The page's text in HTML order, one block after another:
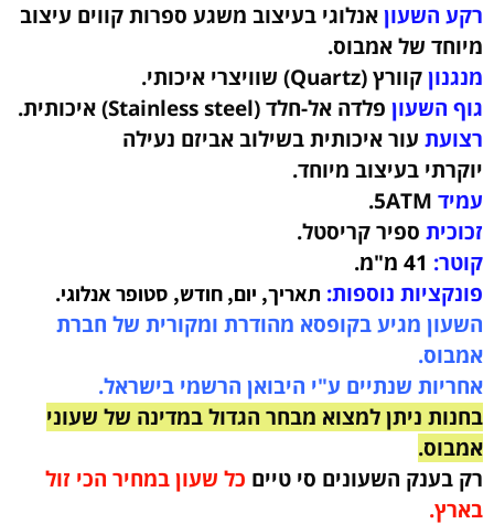
רקע השעוןאנלוגי בעיצוב משגע ספרות קווים עיצוב
מיוחד של אמבוס.
מנגנוןקוורץ (Quartz) שוויצרי איכותי
.
גוף השעון פלדה אל-חלד(Stainless steel) איכותית.
רצועת עור איכותית בשילוב אביזם נעילה
יוקרתי בעיצוב מיוחד.
עמיד
זכוכית ספיר קריסטל.
קוטר: 41 מ"מ.
פונקציות נוספות: תאריך, יום, חודש, סטופר אנלוגי.
השעון מגיע בקופסא מהודרת ומקורית של חברת
אמבוס.
אחריות שנתיים ע"י היבואן הרשמי בישראל.
בחנות ניתן למצוא מבחר הגדול במדינה של שעוני
אמבוס.
רק בענק השעונים סי טיים כל שעון במחיר הכי זול
בארץ.